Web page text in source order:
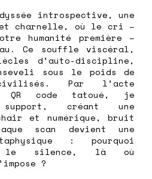
introspective, une
et charnelle, où le cri –
humanité première –
Ce souffle viscéral,
d’auto-discipline,
sous le poids de
Par l’acte
QR code tatoué, je
créant une
et numérique, bruit
scan devient une
: pourquoi
le silence, là où
?